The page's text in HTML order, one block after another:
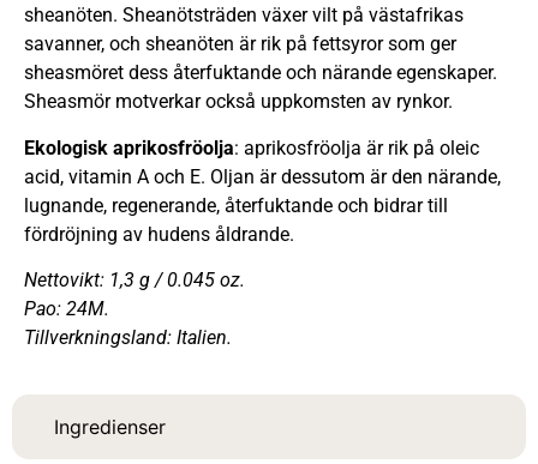
Ingredienser
sheanöten. Sheanötsträden växer vilt på västafrikas
savanner, och sheanöten är rik på fettsyror som ger
sheasmöret dess återfuktande och närande egenskaper.
Sheasmör motverkar också uppkomsten av rynkor.
Ekologisk aprikosfröolja: aprikosfröolja är rik på oleic
acid, vitamin A och E. Oljan är dessutom är den närande,
lugnande, regenerande, återfuktande och bidrar till
fördröjning av hudens åldrande.
Nettovikt: 1,3 g / 0.045 oz.
Pao: 24M.
Tillverkningsland: Italien.